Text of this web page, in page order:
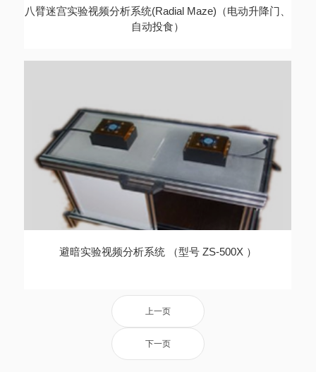
八臂迷宫实验视频分析系统(Radial Maze)（电动升降门、
自动投食）
避暗实验视频分析系统 （型号 ZS-500X ）
上一页
下一页